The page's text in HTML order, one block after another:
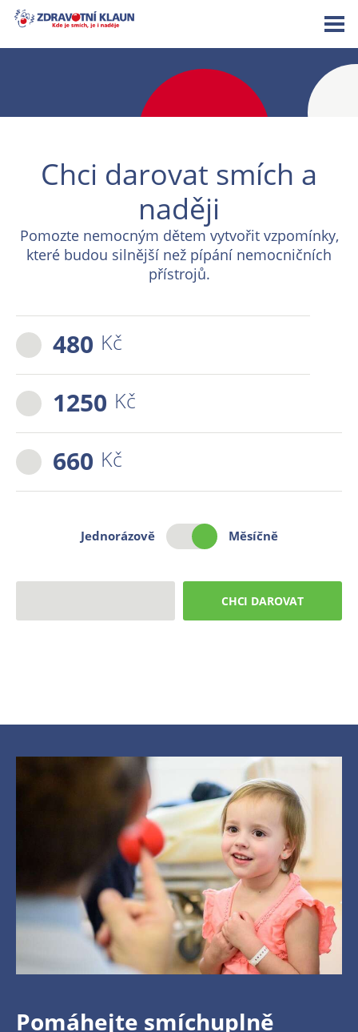
Chci darovat smích a
naději
Pomozte nemocným dětem vytvořit vzpomínky,
které budou silnější než pípání nemocničních
přístrojů.
480 Kč
1250 Kč
660 Kč
Jednorázově Měsíčně
CHCI DAROVAT
Pomáhejte smíchuplně